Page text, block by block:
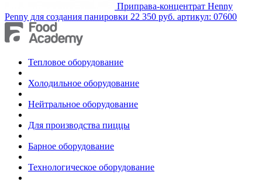
Приправа-концентрат Henny
Penny для создания панировки 22 350 руб. артикул: 07600
Тепловое оборудование
Холодильное оборудование
Нейтральное оборудование
Для производства пиццы
Барное оборудование
Технологическое оборудование